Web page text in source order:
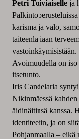
Petri Toiviaiselleja
karisma ja valo,
taiteenlajiaan
vastoinkäymisistään.
Avoimuudella on iso
itsetunto.
Iris Candelaria
Nikinmäessä
äidinäitinsä kanssa.
identiteetin, ja on
Pohjanmaalla – eikä